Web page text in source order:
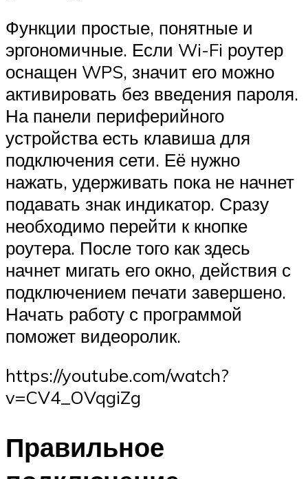
Функции простые, понятные и
эргономичные. Если Wi-Fi роутер
оснащен WPS, значит его можно
активировать без введения пароля.
На панели периферийного
устройства есть клавиша для
подключения сети. Её нужно
нажать, удерживать пока не начнет
подавать знак индикатор. Сразу
необходимо перейти к кнопке
роутера. После того как здесь
начнет мигать его окно, действия с
подключением печати завершено.
Начать работу с программой
поможет видеоролик.
https://youtube.com/watch?
v=CV4_OVqgiZg
Правильное